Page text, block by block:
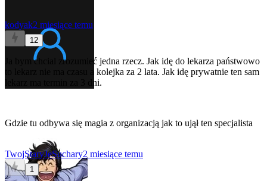
kodyak2 miesiące temu
12
Ja bym chcial zrozumieć jedna rzecz. Jak idę do lekarza państwowo
to lekarz nie ma czasu a kolejka za 2 lata. Jak idę prywatnie ten sam
lekarz ma termin za 3 dni.
Gdzie tu odbywa się magia z organizacją jak to ujął ten specjalista
TwojStaryJeSuchary2 miesiące temu
1